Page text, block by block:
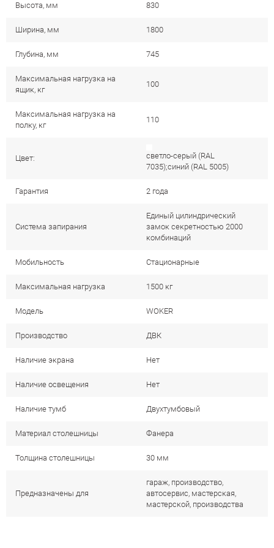
Высота, мм 830
Ширина, мм 1800
Глубина, мм 745
Максимальная нагрузка на
ящик, кг
100
Максимальная нагрузка на
полку, кг
110
Цвет:
светло-серый (RAL
7035);синий (RAL 5005)
Гарантия 2 года
Система запирания
Единый цилиндрический
замок секретностью 2000
комбинаций
Мобильность Стационарные
Максимальная нагрузка 1500 кг
Модель WOKER
Производство ДВК
Наличие экрана Нет
Наличие освещения Нет
Наличие тумб Двухтумбовый
Материал столешницы Фанера
Толщина столешницы 30 мм
Предназначены для
гараж, производство,
автосервис, мастерская,
мастерской, производства